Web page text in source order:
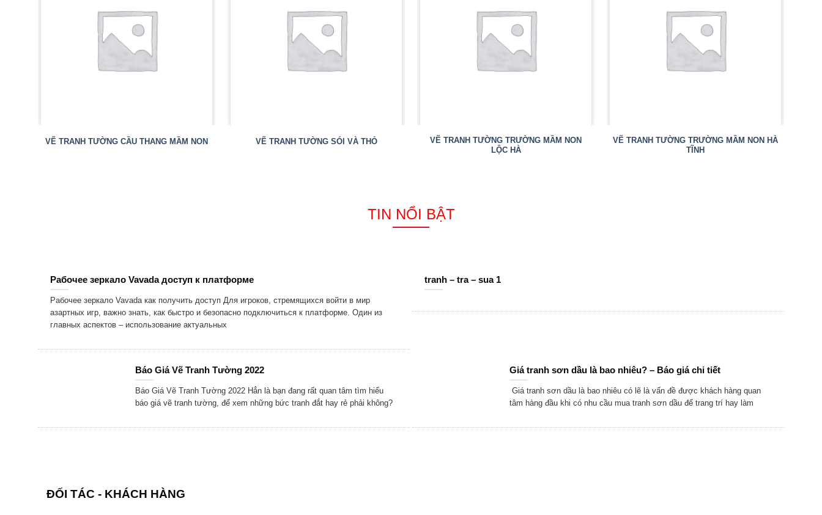
VẼ TRANH TƯỜNG CẦU THANG MẦM NON VẼ TRANH TƯỜNG SÓI VÀ THỎ
VẼ TRANH TƯỜNG TRƯỜNG MẦM NON
LỘC HÀ
VẼ TRANH TƯỜNG TRƯỜNG MẦM NON HÀ
TĨNH
TIN NỔI BẬT
Рабочее зеркало Vavada доступ к платформе
Рабочее зеркало Vavada как получить доступ Для игроков, стремящихся войти в мир
азартных игр, важно знать, как быстро и безопасно подключиться к платформе. Один из
главных аспектов – использование актуальных
tranh – tra – sua 1
Báo Giá Vẽ Tranh Tường 2022
Báo Giá Vẽ Tranh Tường 2022 Hẳn là bạn đang rất quan tâm tìm hiểu
báo giá vẽ tranh tường, để xem những bức tranh đắt hay rẻ phải không?
Giá tranh sơn dầu là bao nhiêu? – Báo giá chi tiết
Giá tranh sơn dầu là bao nhiêu có lẽ là vấn đề được khách hàng quan
tâm hàng đầu khi có nhu cầu mua tranh sơn dầu để trang trí hay làm
ĐỐI TÁC - KHÁCH HÀNG